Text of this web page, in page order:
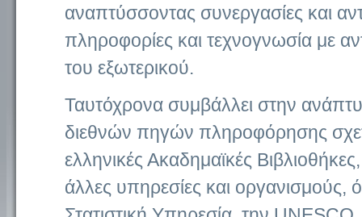
αναπτύσσοντας συνεργασίες και
πληροφορίες και τεχνογνωσία με
του εξωτερικού.
Ταυτόχρονα συμβάλλει στην
διεθνών πηγών πληροφόρησης
ελληνικές Ακαδημαϊκές
άλλες υπηρεσίες και οργανισμούς,